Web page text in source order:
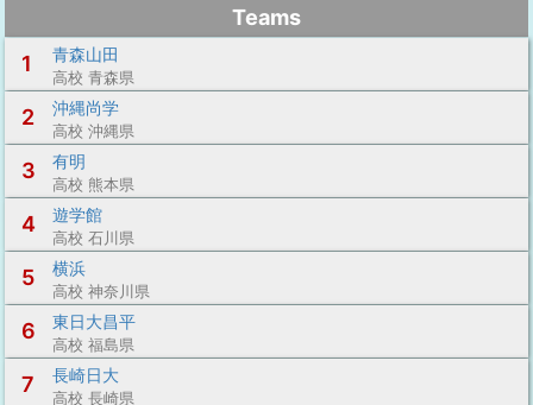
Teams
1
青森山田
高校 青森県
2 沖縄尚学
高校 沖縄県
3 有明
高校 熊本県
4 遊学館
高校 石川県
5 横浜
高校 神奈川県
6 東日大昌平
高校 福島県
7 長崎日大
高校 長崎県